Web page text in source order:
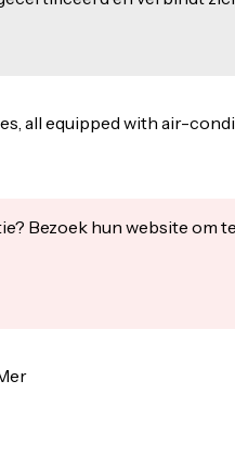
all equipped with air-
Bezoek hun website om